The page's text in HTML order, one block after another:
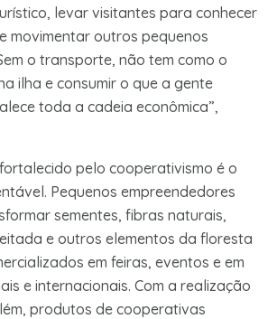
levar visitantes para conhecer
movimentar outros pequenos
o transporte, não tem como o
ilha e consumir o que a gente
toda a cadeia econômica”,
pelo cooperativismo é o
Pequenos empreendedores
sementes, fibras naturais,
e outros elementos da floresta
em feiras, eventos e em
e internacionais. Com a realização
produtos de cooperativas